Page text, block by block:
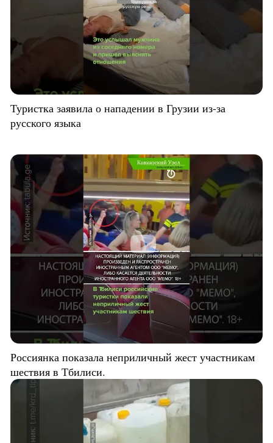
Туристка заявила о нападении в Грузии из-за
русского языка
Россиянка показала неприличный жест участникам
шествия в Тбилиси.